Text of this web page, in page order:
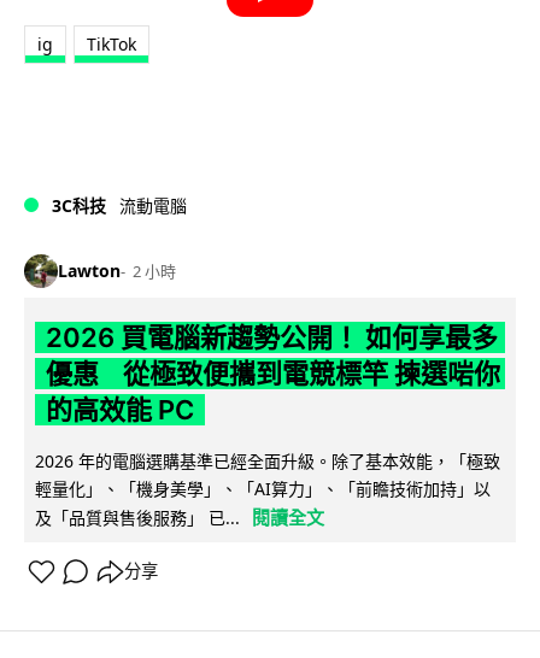
ig TikTok
3C科技 流動電腦
Lawton 2 小時
2026 買電腦新趨勢公開！ 如何享最多
優惠 從極致便攜到電競標竿 揀選啱你
的高效能 PC
2026 年的電腦選購基準已經全面升級。除了基本效能，「極致
輕量化」、「機身美學」、「AI算力」、「前瞻技術加持」以
及「品質與售後服務」 已...
閱讀全文
分享